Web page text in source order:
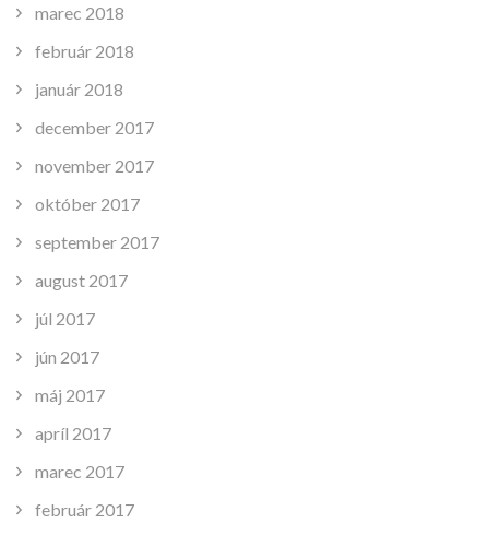
marec 2018
február 2018
január 2018
december 2017
november 2017
október 2017
september 2017
august 2017
júl 2017
jún 2017
máj 2017
apríl 2017
marec 2017
február 2017